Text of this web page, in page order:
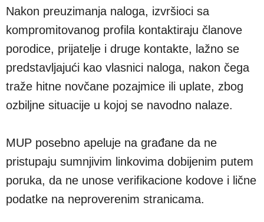
Nakon preuzimanja naloga, izvršioci sa
kompromitovanog profila kontaktiraju članove
porodice, prijatelje i druge kontakte, lažno se
predstavljajući kao vlasnici naloga, nakon čega
traže hitne novčane pozajmice ili uplate, zbog
ozbiljne situacije u kojoj se navodno nalaze.
MUP posebno apeluje na građane da ne
pristupaju sumnjivim linkovima dobijenim putem
poruka, da ne unose verifikacione kodove i lične
podatke na neproverenim stranicama.